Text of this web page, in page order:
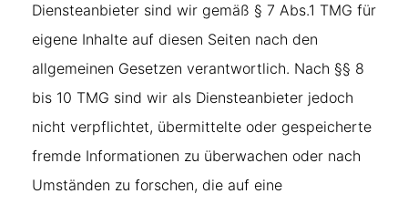
Diensteanbieter sind wir gemäß § 7 Abs.1 TMG für
eigene Inhalte auf diesen Seiten nach den
allgemeinen Gesetzen verantwortlich. Nach §§ 8
bis 10 TMG sind wir als Diensteanbieter jedoch
nicht verpflichtet, übermittelte oder gespeicherte
fremde Informationen zu überwachen oder nach
Umständen zu forschen, die auf eine